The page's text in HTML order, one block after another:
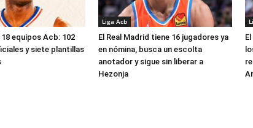
equipos Acb: 102
y siete plantillas
Liga Acb
El Real Madrid tiene 16 jugadores ya
en nómina, busca un escolta
anotador y sigue sin liberar a
Hezonja